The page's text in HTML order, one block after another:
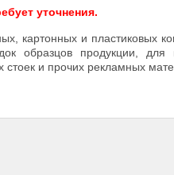
уточнения.
картонных и пластиковых
образцов продукции, для
стоек и прочих рекламных